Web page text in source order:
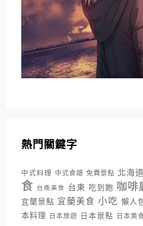
熱門關鍵字
中式料理 中式食譜 免費景點 北海道
食 台南美食 台東 吃到飽 咖啡
宜蘭景點 宜蘭美食 小吃 懶人
本料理
日本旅遊 日本景點 日本美